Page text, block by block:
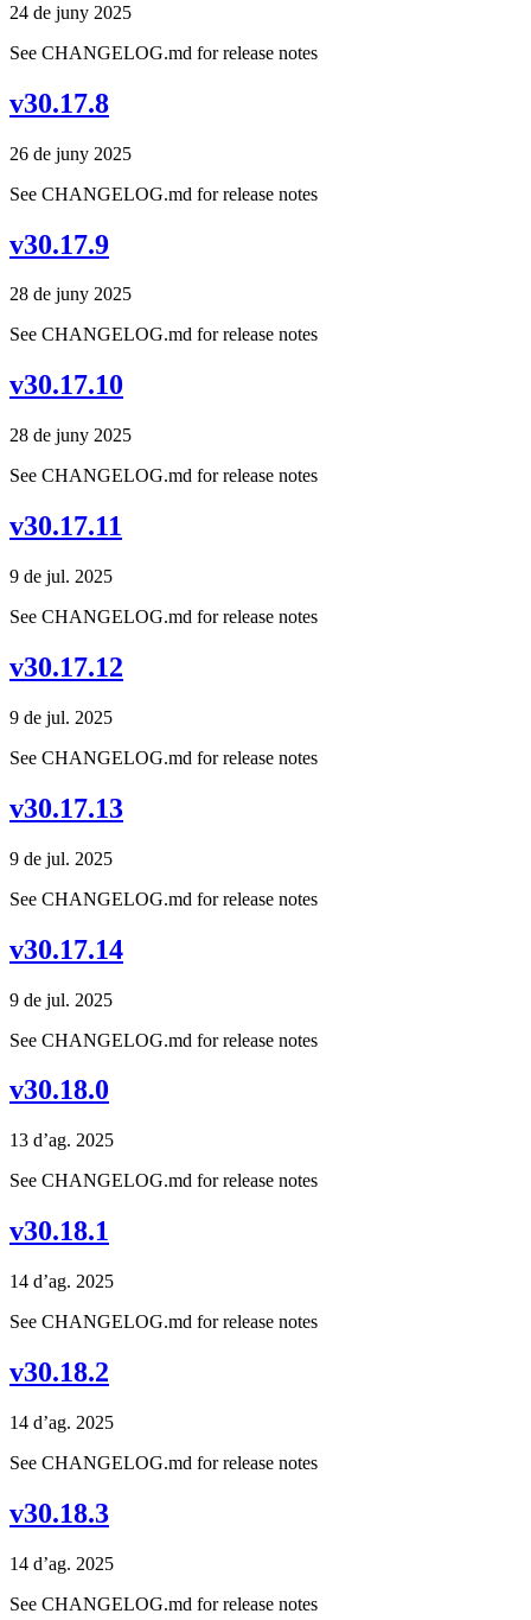
24 de juny 2025
See CHANGELOG.md for release notes
v30.17.8
26 de juny 2025
See CHANGELOG.md for release notes
v30.17.9
28 de juny 2025
See CHANGELOG.md for release notes
v30.17.10
28 de juny 2025
See CHANGELOG.md for release notes
v30.17.11
9 de jul. 2025
See CHANGELOG.md for release notes
v30.17.12
9 de jul. 2025
See CHANGELOG.md for release notes
v30.17.13
9 de jul. 2025
See CHANGELOG.md for release notes
v30.17.14
9 de jul. 2025
See CHANGELOG.md for release notes
v30.18.0
13 d’ag. 2025
See CHANGELOG.md for release notes
v30.18.1
14 d’ag. 2025
See CHANGELOG.md for release notes
v30.18.2
14 d’ag. 2025
See CHANGELOG.md for release notes
v30.18.3
14 d’ag. 2025
See CHANGELOG.md for release notes